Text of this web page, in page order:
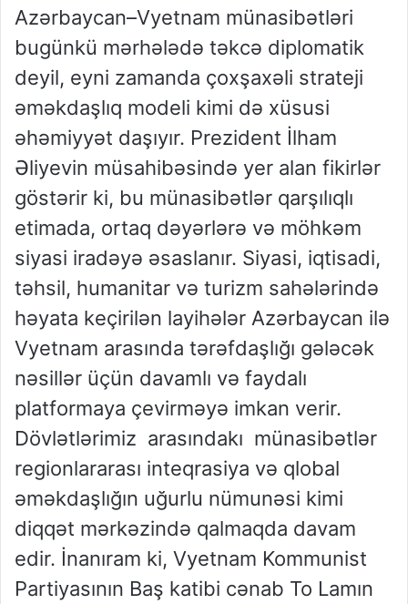
Azərbaycan–Vyetnam münasibətləri
bugünkü mərhələdə təkcə diplomatik
deyil, eyni zamanda çoxşaxəli strateji
əməkdaşlıq modeli kimi də xüsusi
əhəmiyyət daşıyır. Prezident İlham
Əliyevin müsahibəsində yer alan fikirlər
göstərir ki, bu münasibətlər qarşılıqlı
etimada, ortaq dəyərlərə və möhkəm
siyasi iradəyə əsaslanır. Siyasi, iqtisadi,
təhsil, humanitar və turizm sahələrində
həyata keçirilən layihələr Azərbaycan ilə
Vyetnam arasında tərəfdaşlığı gələcək
nəsillər üçün davamlı və faydalı
platformaya çevirməyə imkan verir.
Dövlətlərimiz arasındakı münasibətlər
regionlararası inteqrasiya və qlobal
əməkdaşlığın uğurlu nümunəsi kimi
diqqət mərkəzində qalmaqda davam
edir. İnanıram ki, Vyetnam Kommunist
Partiyasının Baş katibi cənab To Lamın